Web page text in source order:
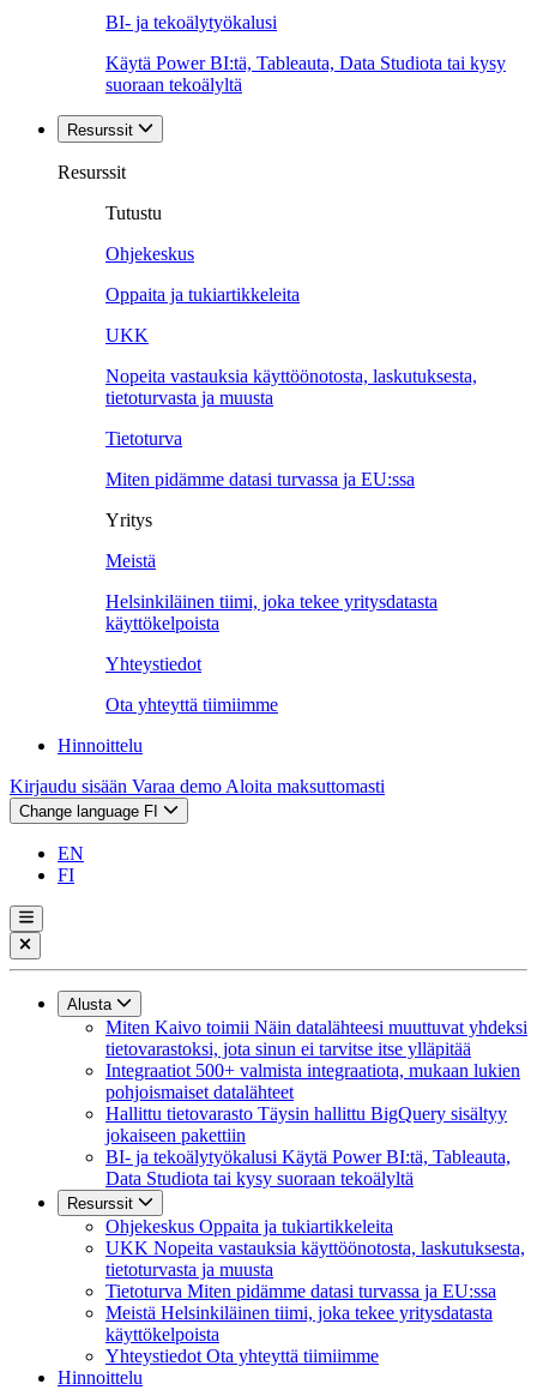
BI- ja tekoälytyökalusi
Käytä Power BI:tä, Tableauta, Data Studiota tai kysy
suoraan tekoälyltä
Resurssit
Resurssit
Tutustu
Ohjekeskus
Oppaita ja tukiartikkeleita
UKK
Nopeita vastauksia käyttöönotosta, laskutuksesta,
tietoturvasta ja muusta
Tietoturva
Miten pidämme datasi turvassa ja EU:ssa
Yritys
Meistä
Helsinkiläinen tiimi, joka tekee yritysdatasta
käyttökelpoista
Yhteystiedot
Ota yhteyttä tiimiimme
Hinnoittelu
Kirjaudu sisään Varaa demo Aloita maksuttomasti
Change language FI
EN
FI
Alusta
Miten Kaivo toimii Näin datalähteesi muuttuvat yhdeksi
tietovarastoksi, jota sinun ei tarvitse itse ylläpitää
Integraatiot 500+ valmista integraatiota, mukaan lukien
pohjoismaiset datalähteet
Hallittu tietovarasto Täysin hallittu BigQuery sisältyy
jokaiseen pakettiin
BI- ja tekoälytyökalusi Käytä Power BI:tä, Tableauta,
Data Studiota tai kysy suoraan tekoälyltä
Resurssit
Ohjekeskus Oppaita ja tukiartikkeleita
UKK Nopeita vastauksia käyttöönotosta, laskutuksesta,
tietoturvasta ja muusta
Tietoturva Miten pidämme datasi turvassa ja EU:ssa
Meistä Helsinkiläinen tiimi, joka tekee yritysdatasta
käyttökelpoista
Yhteystiedot Ota yhteyttä tiimiimme
Hinnoittelu